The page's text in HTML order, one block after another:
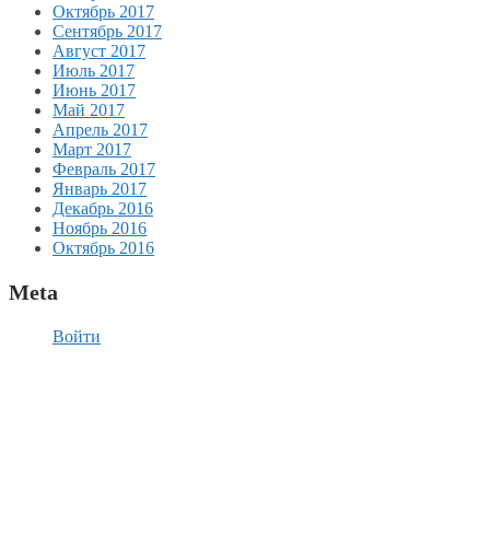
Октябрь 2017
Сентябрь 2017
Август 2017
Июль 2017
Июнь 2017
Май 2017
Апрель 2017
Март 2017
Февраль 2017
Январь 2017
Декабрь 2016
Ноябрь 2016
Октябрь 2016
Meta
Войти